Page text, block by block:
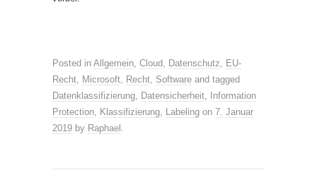
Posted in Allgemein, Cloud, Datenschutz, EU-
Recht, Microsoft, Recht, Software and tagged
Datenklassifizierung, Datensicherheit,
Information
Protection, Klassifizierung, Labeling on 7. Januar
2019 by Raphael .